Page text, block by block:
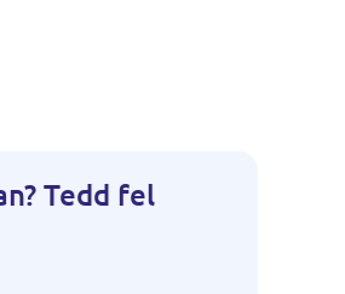
Tedd fel